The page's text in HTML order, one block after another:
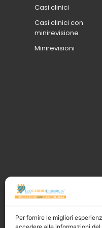
Per fornire le migliori
Casi clinici
Casi clinici con
minirevisione
Minirevisioni